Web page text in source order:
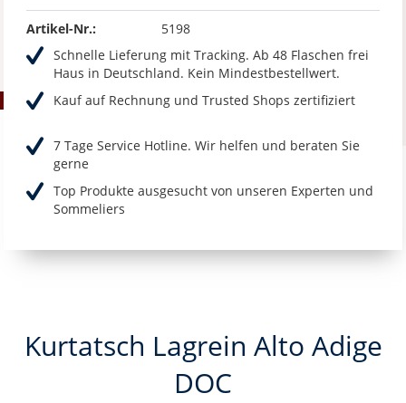
Artikel-Nr.:
5198
Schnelle Lieferung mit Tracking. Ab 48 Flaschen frei
Haus in Deutschland. Kein Mindestbestellwert.
Kauf auf Rechnung und Trusted Shops zertifiziert
7 Tage Service Hotline. Wir helfen und beraten Sie
gerne
Top Produkte ausgesucht von unseren Experten und
Sommeliers
Kurtatsch Lagrein Alto Adige
DOC